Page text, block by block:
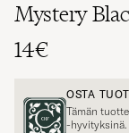
Mystery
14€
OSTA
Tämän
-hyvityksinä.